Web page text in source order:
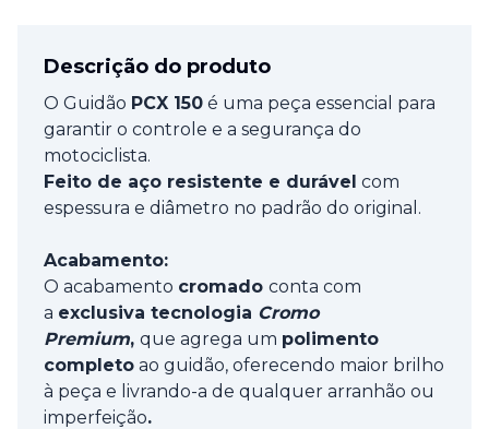
Descrição do produto
O Guidão PCX 150 é uma peça essencial para
garantir o controle e a segurança do
motociclista.
Feito de aço resistente e durável com
espessura e diâmetro no padrão do original.
Acabamento:
O acabamento cromado conta com
a exclusiva tecnologia Cromo
Premium, que agrega um polimento
completo ao guidão, oferecendo maior brilho
à peça e livrando-a de qualquer arranhão ou
imperfeição.